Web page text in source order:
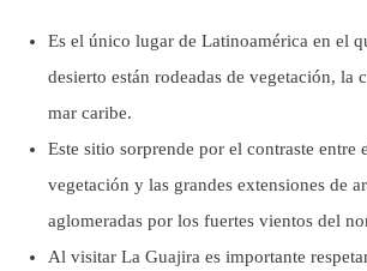
Es el único lugar de Latinoamérica en el
desierto están rodeadas de vegetación, la
mar caribe.
Este sitio sorprende por el contraste entre
vegetación y las grandes extensiones de
aglomeradas por los fuertes vientos del
Al visitar La Guajira es importante